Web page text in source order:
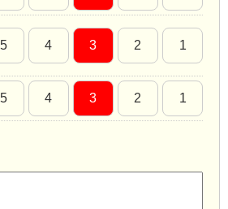
5 4 3 2 1
5 4 3 2 1